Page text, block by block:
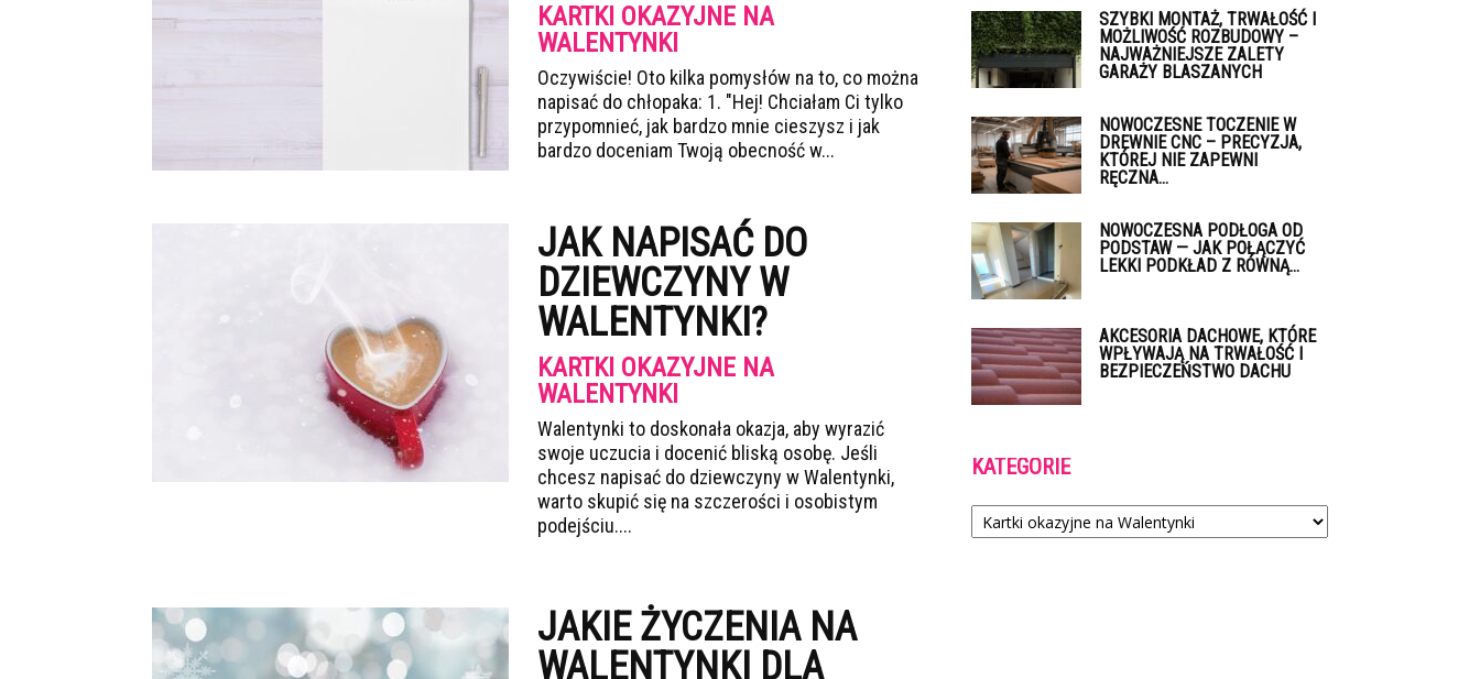
KARTKI OKAZYJNE NA
WALENTYNKI
Oczywiście! Oto kilka pomysłów na to, co można
napisać do chłopaka: 1. "Hej! Chciałam Ci tylko
przypomnieć, jak bardzo mnie cieszysz i jak
bardzo doceniam Twoją obecność w...
JAK NAPISAĆ DO
DZIEWCZYNY W
WALENTYNKI?
KARTKI OKAZYJNE NA
WALENTYNKI
Walentynki to doskonała okazja, aby wyrazić
swoje uczucia i docenić bliską osobę. Jeśli
chcesz napisać do dziewczyny w Walentynki,
warto skupić się na szczerości i osobistym
podejściu....
JAKIE ŻYCZENIA NA
WALENTYNKI DLA
SZYBKI MONTAŻ, TRWAŁOŚĆ I
MOŻLIWOŚĆ ROZBUDOWY –
NAJWAŻNIEJSZE ZALETY
GARAŻY BLASZANYCH
NOWOCZESNE TOCZENIE W
DREWNIE CNC – PRECYZJA,
KTÓREJ NIE ZAPEWNI
RĘCZNA...
NOWOCZESNA PODŁOGA OD
PODSTAW — JAK POŁĄCZYĆ
LEKKI PODKŁAD Z RÓWNĄ...
AKCESORIA DACHOWE, KTÓRE
WPŁYWAJĄ NA TRWAŁOŚĆ I
BEZPIECZEŃSTWO DACHU
KATEGORIE
Kategorie